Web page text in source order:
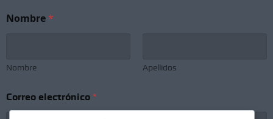
o
o
Nombre*
Nombre Apellidos
Correo electrónico *